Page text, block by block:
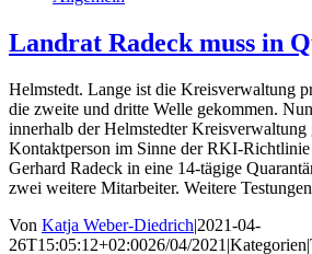
Landrat Radeck muss in
Helmstedt. Lange ist die Kreisverwaltung
die zweite und dritte Welle gekommen.
innerhalb der Helmstedter Kreisverwaltung
Kontaktperson im Sinne der RKI-Richtlinie
Gerhard Radeck in eine 14-tägige
zwei weitere Mitarbeiter. Weitere
Von Katja Weber-Diedrich|2021-04-
26T15:05:12+02:0026/04/2021 |Kategorien|